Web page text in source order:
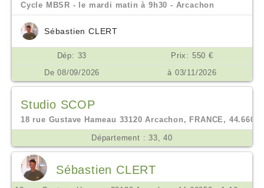
Cycle MBSR - le mardi matin à 9h30 - Arcachon
Sébastien CLERT
Dép: 33
Prix: 550 €
De 08/09/2026
à 03/11/2026
Studio SCOP
18 rue Gustave Hameau 33120 Arcachon, FRANCE,
Département : 33, 40
Sébastien CLERT